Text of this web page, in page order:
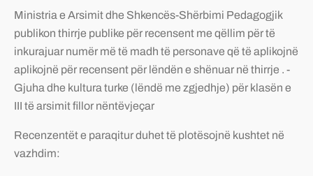
Ministria e Arsimit dhe Shkencës-Shërbimi Pedagogjik
publikon thirrje publike për recensent me qëllim për të
inkurajuar numër më të madh të personave që të aplikojnë
aplikojnë për recensent për lëndën e shënuar në thirrje . -
Gjuha dhe kultura turke (lëndë me zgjedhje) për klasën e
III të arsimit fillor nëntëvjeçar
Recenzentët e paraqitur duhet të plotësojnë kushtet në
vazhdim: